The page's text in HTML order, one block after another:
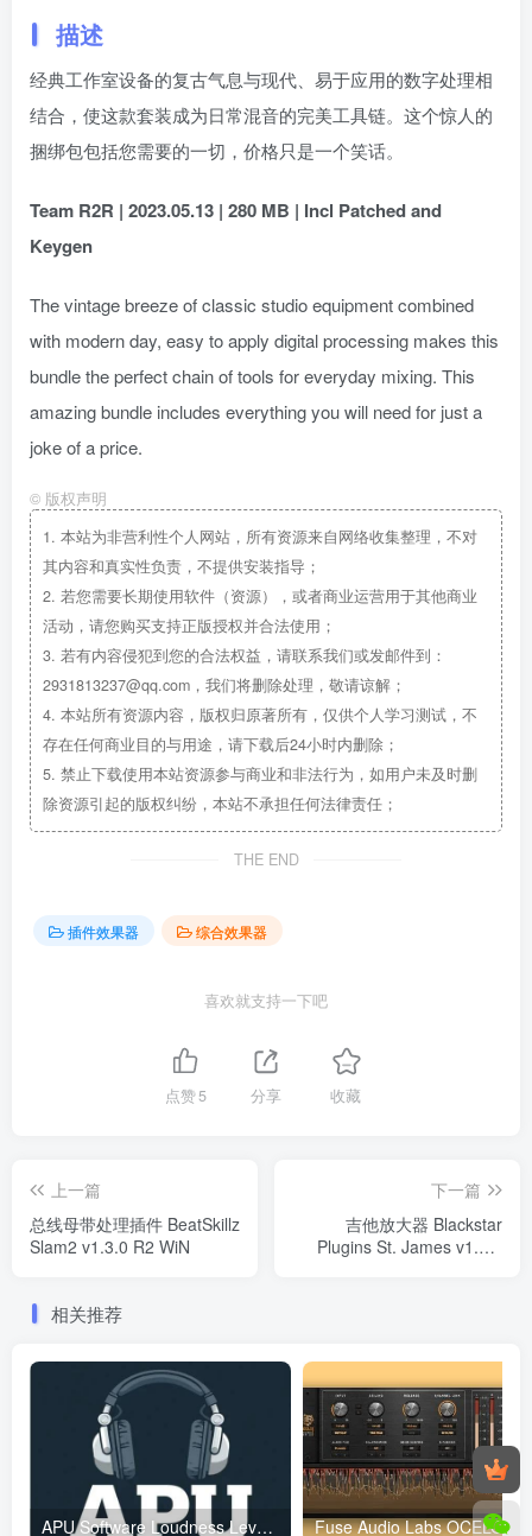
描述
经典工作室设备的复古气息与现代、易于应用的数字处理相
结合，使这款套装成为日常混音的完美工具链。这个惊人的
捆绑包包括您需要的一切，价格只是一个笑话。
Team R2R | 2023.05.13 | 280 MB | Incl Patched and
Keygen
The vintage breeze of classic studio equipment combined
with modern day, easy to apply digital processing makes this
bundle the perfect chain of tools for everyday mixing. This
amazing bundle includes everything you will need for just a
joke of a price.
© 版权声明
1. 本站为非营利性个人网站，所有资源来自网络收集整理，不对
其内容和真实性负责，不提供安装指导；
2. 若您需要长期使用软件（资源），或者商业运营用于其他商业
活动，请您购买支持正版授权并合法使用；
3. 若有内容侵犯到您的合法权益，请联系我们或发邮件到：
2931813237@qq.com，我们将删除处理，敬请谅解；
4. 本站所有资源内容，版权归原著所有，仅供个人学习测试，不
存在任何商业目的与用途，请下载后24小时内删除；
5. 禁止下载使用本站资源参与商业和非法行为，如用户未及时删
除资源引起的版权纠纷，本站不承担任何法律责任；
THE END
插件效果器 综合效果器
喜欢就支持一下吧
点赞5 分享 收藏
上一篇
总线母带处理插件 BeatSkillz
Slam2 v1.3.0 R2 WiN
下一篇
吉他放大器 Blackstar
Plugins St. James v1.0.1
相关推荐
APU Software Loudness Leveler v5.6.2 Incl. Keygen-BLiZZARD WiN